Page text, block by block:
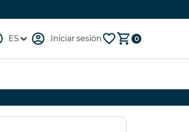
GESSO
LEFRANC&BOURGEOIS
Iniciar sesión 0